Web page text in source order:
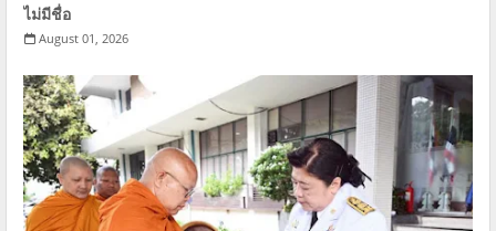
ไม่มีชื่อ
August 01, 2026